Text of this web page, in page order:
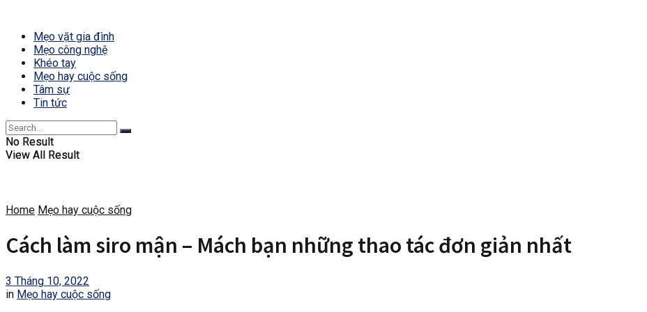
Mẹo vặt gia đình
Mẹo công nghệ
Khéo tay
Mẹo hay cuộc sống
Tâm sự
Tin tức
No Result
View All Result
No Result
View All Result
Home Mẹo hay cuộc sống
Cách làm siro mận – Mách bạn những thao tác đơn giản nhất
3 Tháng 10, 2022
in Mẹo hay cuộc sống